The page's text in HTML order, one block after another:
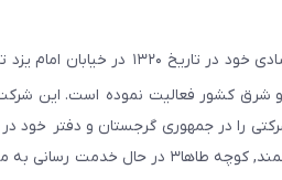
در راستای اهداف و سیاستهای
و در سال ۲۰۱۱ به همین نام شرکتی را در جمهوری
مشتریان عزیز میباشد.